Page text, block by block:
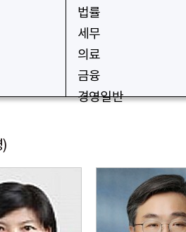
법률
세무
의료
금융
경영일반